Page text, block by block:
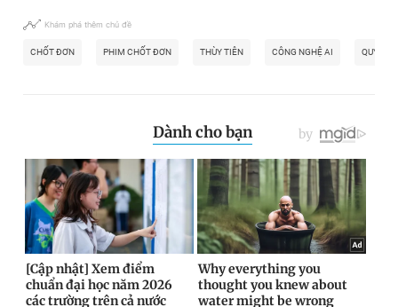
Khám phá thêm chủ đề
CHỐT ĐƠN PHIM CHỐT ĐƠN THÙY TIÊN CÔNG NGHỆ AI QUYỀN